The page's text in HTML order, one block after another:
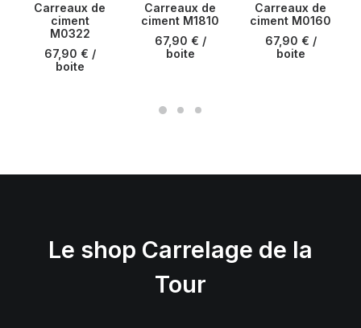
Carreaux de
ciment
M0322
67,90 € /
boite
Carreaux de
ciment M1810
67,90 € /
boite
Carreaux de
ciment M0160
67,90 € /
boite
Le shop Carrelage de la
Tour